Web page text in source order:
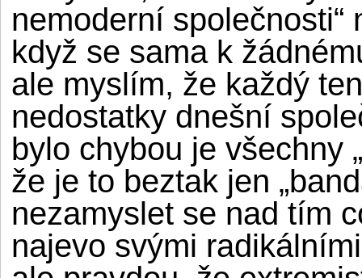
nemoderní
když se sama k
ale myslím, že každý
nedostatky dnešní
bylo chybou je všechny
že je to beztak jen
nezamyslet se nad tím
najevo svými